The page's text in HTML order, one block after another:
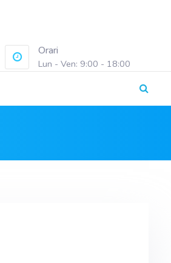
Orari
Lun - Ven: 9:00 - 18:00